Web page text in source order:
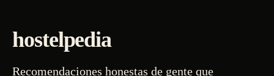
hostelpedia
Recomendaciones honestas de gente que